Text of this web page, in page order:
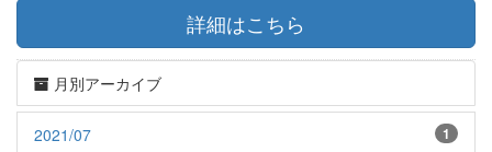
詳細はこちら
月別アーカイブ
2021/07 1